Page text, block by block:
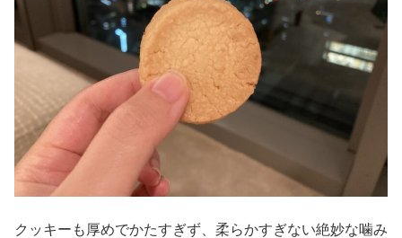
クッキーも厚めでかたすぎず、柔らかすぎない絶妙な噛み